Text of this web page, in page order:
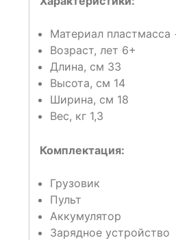
Материал пластмасса
Возраст, лет 6+
Длина, см 33
Высота, см 14
Ширина, см 18
Вес, кг 1,3
Комплектация:
Грузовик
Пульт
Аккумулятор
Зарядное устройство